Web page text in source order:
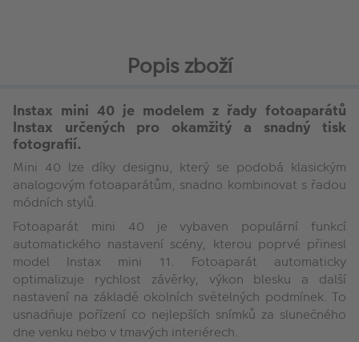
Popis zboží
Instax mini 40 je modelem z řady fotoaparátů
Instax určených pro okamžitý a snadný tisk
fotografií.
Mini 40 lze díky designu, který se podobá klasickým
analogovým fotoaparátům, snadno kombinovat s řadou
módních stylů.
Fotoaparát mini 40 je vybaven populární funkcí
automatického nastavení scény, kterou poprvé přinesl
model Instax mini 11. Fotoaparát automaticky
optimalizuje rychlost závěrky, výkon blesku a další
nastavení na základě okolních světelných podmínek. To
usnadňuje pořízení co nejlepších snímků za slunečného
dne venku nebo v tmavých interiérech.